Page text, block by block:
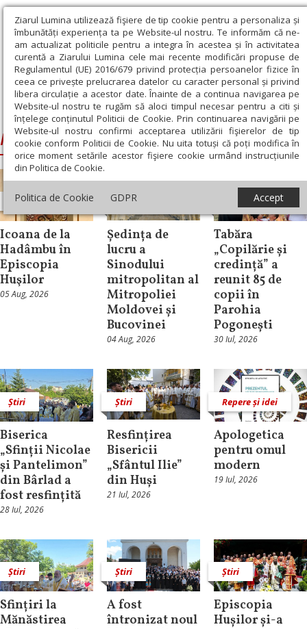
Ziarul Lumina utilizează fişiere de tip cookie pentru a personaliza și
îmbunătăți experiența ta pe Website-ul nostru. Te informăm că ne-
am actualizat politicile pentru a integra în acestea și în activitatea
curentă a Ziarului Lumina cele mai recente modificări propuse de
Regulamentul (UE) 2016/679 privind protecția persoanelor fizice în
ceea ce privește prelucrarea datelor cu caracter personal și privind
libera circulație a acestor date. Înainte de a continua navigarea pe
Website-ul nostru te rugăm să aloci timpul necesar pentru a citi și
înțelege conținutul Politicii de Cookie. Prin continuarea navigării pe
Website-ul nostru confirmi acceptarea utilizării fişierelor de tip
cookie conform Politicii de Cookie. Nu uita totuși că poți modifica în
orice moment setările acestor fişiere cookie urmând instrucțiunile
din Politica de Cookie.
Politica de Cookie GDPR Accept
Ziarul Lumina › Ignatie, Episcopul Huşilor
Ignatie, Episcopul Huşilor
Știri
Icoana de la
Hadâmbu în
Episcopia
Huşilor
05 Aug, 2026
Știri
Ședința de
lucru a
Sinodului
mitropolitan al
Mitropoliei
Moldovei și
Bucovinei
04 Aug, 2026
Tabăra
„Copilărie și
credință” a
reunit 85 de
copii în
Parohia
Pogonești
30 Iul, 2026
Știri
Biserica
„Sfinții Nicolae
și Pantelimon”
din Bârlad a
fost resfințită
28 Iul, 2026
Știri
Resfințirea
Bisericii
„Sfântul Ilie”
din Huși
21 Iul, 2026
Repere și idei
Apologetica
pentru omul
modern
19 Iul, 2026
Știri
Sfințiri la
Mănăstirea
Știri
A fost
întronizat noul
Știri
Episcopia
Hușilor și-a